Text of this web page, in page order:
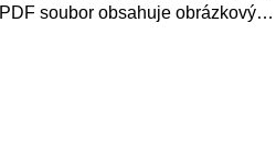
PDF soubor obsahuje obrázkový